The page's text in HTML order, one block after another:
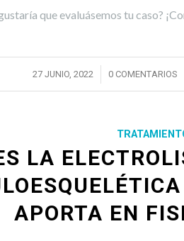
que evaluásemos tu caso?
27 JUNIO, 2022
/ 0 COMENTARIOS
/
LA
APORTA EN